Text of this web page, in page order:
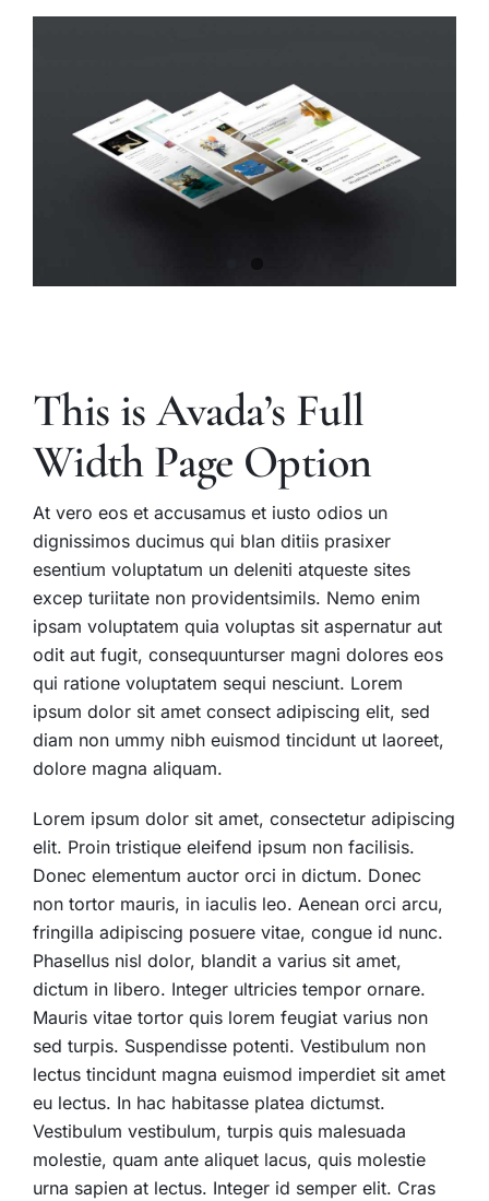
This is Avada’s Full
Width Page Option
At vero eos et accusamus et iusto odios un
dignissimos ducimus qui blan ditiis prasixer
esentium voluptatum un deleniti atqueste sites
excep turiitate non providentsimils. Nemo enim
ipsam voluptatem quia voluptas sit aspernatur aut
odit aut fugit, consequunturser magni dolores eos
qui ratione voluptatem sequi nesciunt. Lorem
ipsum dolor sit amet consect adipiscing elit, sed
diam non ummy nibh euismod tincidunt ut laoreet,
dolore magna aliquam.
Lorem ipsum dolor sit amet, consectetur adipiscing
elit. Proin tristique eleifend ipsum non facilisis.
Donec elementum auctor orci in dictum. Donec
non tortor mauris, in iaculis leo. Aenean orci arcu,
fringilla adipiscing posuere vitae, congue id nunc.
Phasellus nisl dolor, blandit a varius sit amet,
dictum in libero. Integer ultricies tempor ornare.
Mauris vitae tortor quis lorem feugiat varius non
sed turpis. Suspendisse potenti. Vestibulum non
lectus tincidunt magna euismod imperdiet sit amet
eu lectus. In hac habitasse platea dictumst.
Vestibulum vestibulum, turpis quis malesuada
molestie, quam ante aliquet lacus, quis molestie
urna sapien at lectus. Integer id semper elit. Cras